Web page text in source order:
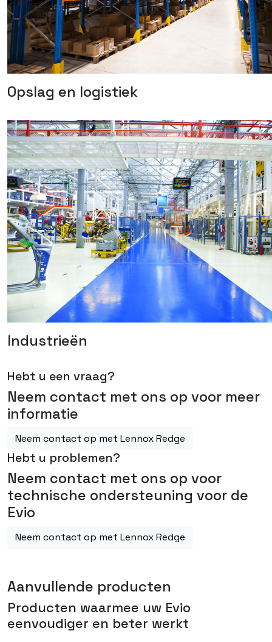
Opslag en logistiek
Industrieën
Hebt u een vraag?
Neem contact met ons op voor meer
informatie
Neem contact op met Lennox Redge
Hebt u problemen?
Neem contact met ons op voor
technische ondersteuning voor de
Evio
Neem contact op met Lennox Redge
Aanvullende producten
Producten waarmee uw Evio
eenvoudiger en beter werkt